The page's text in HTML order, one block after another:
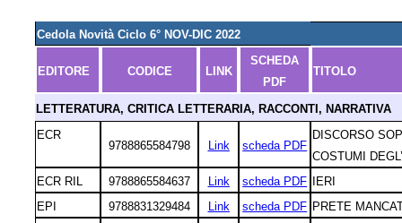
Cedola Novità Ciclo 6° NOV-DIC 2022
EDITORE CODICE LINK
SCHEDA
PDF
TITOLO
LETTERATURA, CRITICA LETTERARIA, RACCONTI, NARRATIVA
ECR
9788865584798
Link scheda PDF
DISCORSO
COSTUMI
ECR RIL
9788865584637 Link scheda PDF IERI
EPI
9788831329484 Link scheda PDF PRETE